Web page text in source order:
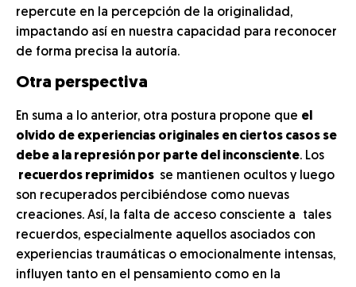
repercute en la percepción de la originalidad,
impactando así en nuestra capacidad para reconocer
de forma precisa la autoría.
Otra perspectiva
En suma a lo anterior, otra postura propone que el
olvido de experiencias originales en ciertos casos se
debe a la represión por parte del inconsciente. Los
recuerdos reprimidos se mantienen ocultos y luego
son recuperados percibiéndose como nuevas
creaciones. Así, la falta de acceso consciente a
tales
recuerdos, especialmente aquellos asociados con
experiencias traumáticas o emocionalmente intensas,
influyen tanto en el pensamiento como en la